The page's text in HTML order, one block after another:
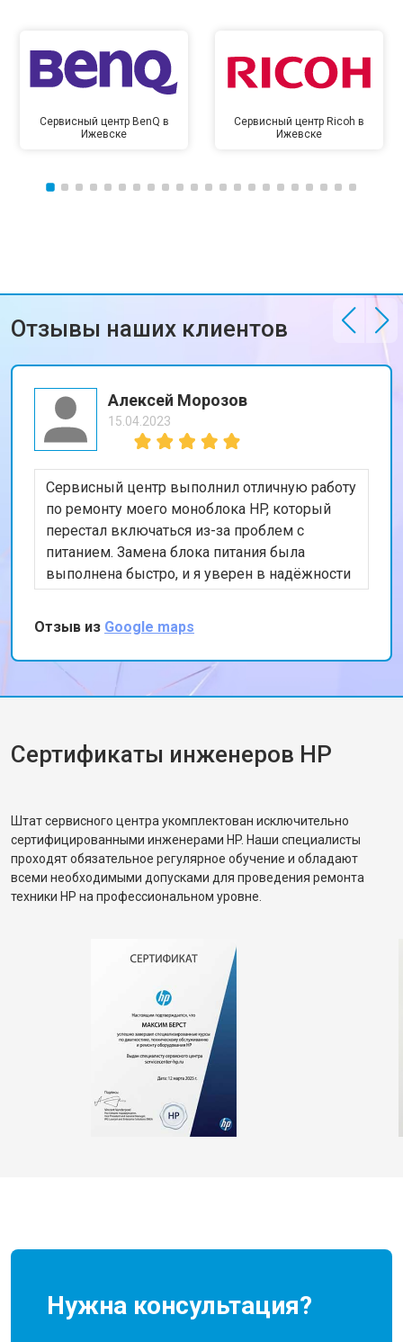
Сервисный центр BenQ в
Ижевске
Сервисный центр Ricoh в
Ижевске
Отзывы наших клиентов
Алексей Морозов
15.04.2023
Сервисный центр выполнил отличную работу
по ремонту моего моноблока HP, который
перестал включаться из-за проблем с
питанием. Замена блока питания была
выполнена быстро, и я уверен в надёжности
моего компьютера.
Отзыв из Google maps
Сертификаты инженеров HP
Штат сервисного центра укомплектован исключительно
сертифицированными инженерами HP. Наши специалисты
проходят обязательное регулярное обучение и обладают
всеми необходимыми допусками для проведения ремонта
техники HP на профессиональном уровне.
Нужна консультация?